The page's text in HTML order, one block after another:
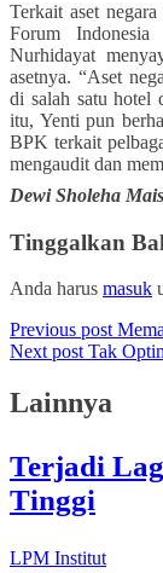
Terkait aset
Forum
Nurhidayat
asetnya. “Aset
di salah satu hotel
itu, Yenti pun
BPK terkait
mengaudit dan
Dewi Sholeha
Tinggalkan
Anda harus masuk
Previous post
Next post Tak
Lainnya
Terjadi
Tinggi
LPM Institut